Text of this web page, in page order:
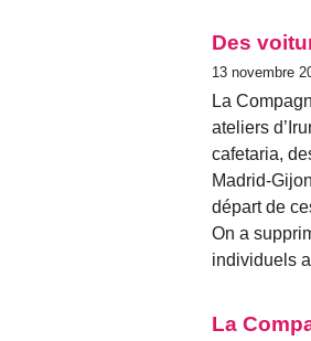
Des
13 novembre
La
ateliers
cafetaria,
Madrid-
départ de
On a
individuels
La